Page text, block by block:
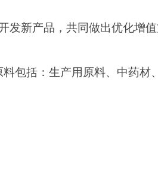
发新产品，共同做出优化增
包括：生产用原料、中药材